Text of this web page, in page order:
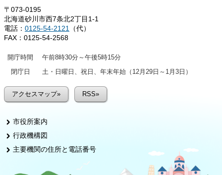
〒073-0195
北海道砂川市西7条北2丁目1-1
電話： 0125-54-2121
（代）
FAX：0125-54-2568
開庁時間
午前8時30分～午後5時15分
閉庁日
土・日曜日、祝日、年末年始（12月29日～1月3日）
アクセスマップ» RSS»
市役所案内
行政機構図
主要機関の住所と電話番号